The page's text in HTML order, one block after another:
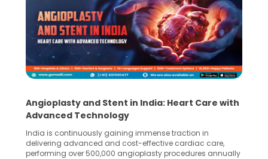
Angioplasty and Stent in India: Heart Care with
Advanced Technology
India is continuously gaining immense traction in
delivering advanced and cost-effective cardiac care,
performing over 500,000 angioplasty procedures annually